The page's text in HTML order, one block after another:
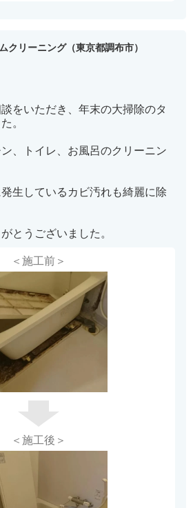
リーニング（東京都調布市）
をいただき、年末の大掃除のタ
。
、トイレ、お風呂のクリーニン
生しているカビ汚れも綺麗に除
とうございました。
＜施工前＞
＜施工後＞